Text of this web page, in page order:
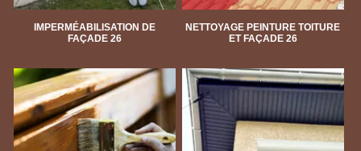
IMPERMÉABILISATION DE
FAÇADE 26
NETTOYAGE PEINTURE TOITURE
ET FAÇADE 26